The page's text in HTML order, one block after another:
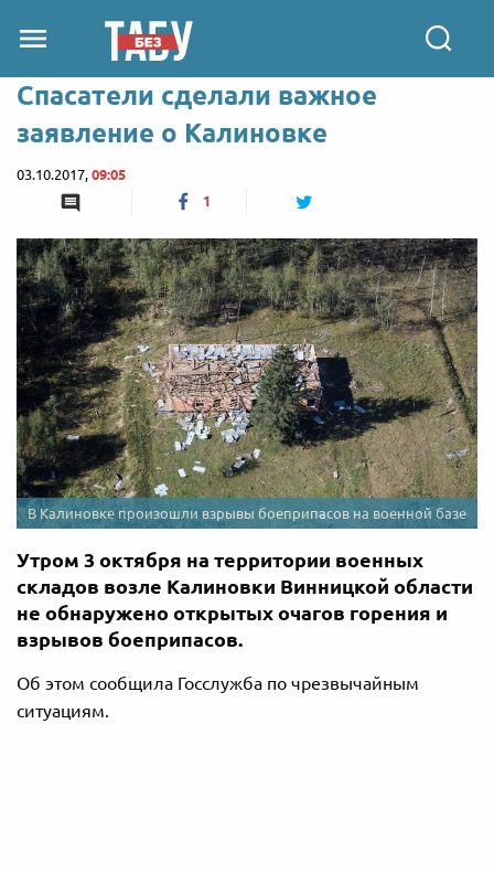
Спасатели сделали важное
заявление о Калиновке
03.10.2017, 09:05
1
В Калиновке произошли взрывы боеприпасов на военной базе
Утром 3 октября на территории военных
складов возле Калиновки Винницкой области
не обнаружено открытых очагов горения и
взрывов боеприпасов.
Об этом сообщила Госслужба по чрезвычайным
ситуациям.